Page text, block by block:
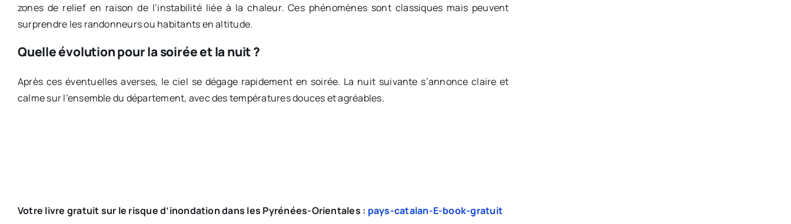
zones de relief en raison de l’instabilité liée à la chaleur. Ces phénomènes sont classiques mais peuvent
surprendre les randonneurs ou habitants en altitude.
Quelle évolution pour la soirée et la nuit ?
Après ces éventuelles averses, le ciel se dégage rapidement en soirée. La nuit suivante s’annonce claire et
calme sur l’ensemble du département, avec des températures douces et agréables.
Votre livre gratuit sur le risque d’inondation dans les Pyrénées-Orientales : pays-catalan-E-book-gratuit